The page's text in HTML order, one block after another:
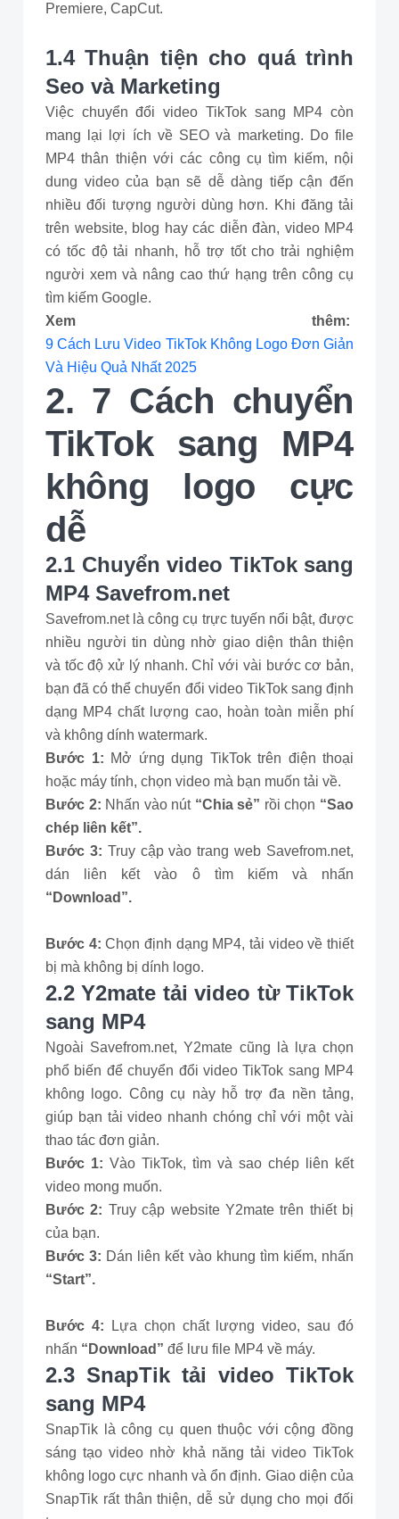
Premiere, CapCut.
1.4 Thuận tiện cho quá trình
Seo và Marketing
Việc chuyển đổi video TikTok sang MP4 còn
mang lại lợi ích về SEO và marketing. Do file
MP4 thân thiện với các công cụ tìm kiếm, nội
dung video của bạn sẽ dễ dàng tiếp cận đến
nhiều đối tượng người dùng hơn. Khi đăng tải
trên website, blog hay các diễn đàn, video MP4
có tốc độ tải nhanh, hỗ trợ tốt cho trải nghiệm
người xem và nâng cao thứ hạng trên công cụ
tìm kiếm Google.
Xem thêm:
9 Cách Lưu Video TikTok Không Logo Đơn Giản
Và Hiệu Quả Nhất 2025
2. 7 Cách chuyển
TikTok sang MP4
không logo cực
dễ
2.1 Chuyển video TikTok sang
MP4 Savefrom.net
Savefrom.net là công cụ trực tuyến nổi bật, được
nhiều người tin dùng nhờ giao diện thân thiện
và tốc độ xử lý nhanh. Chỉ với vài bước cơ bản,
bạn đã có thể chuyển đổi video TikTok sang định
dạng MP4 chất lượng cao, hoàn toàn miễn phí
và không dính watermark.
Bước 1: Mở ứng dụng TikTok trên điện thoại
hoặc máy tính, chọn video mà bạn muốn tải về.
Bước 2: Nhấn vào nút “Chia sẻ” rồi chọn “Sao
chép liên kết”.
Bước 3: Truy cập vào trang web Savefrom.net,
dán liên kết vào ô tìm kiếm và nhấn
“Download”.
Bước 4: Chọn định dạng MP4, tải video về thiết
bị mà không bị dính logo.
2.2 Y2mate tải video từ TikTok
sang MP4
Ngoài Savefrom.net, Y2mate cũng là lựa chọn
phổ biến để chuyển đổi video TikTok sang MP4
không logo. Công cụ này hỗ trợ đa nền tảng,
giúp bạn tải video nhanh chóng chỉ với một vài
thao tác đơn giản.
Bước 1: Vào TikTok, tìm và sao chép liên kết
video mong muốn.
Bước 2: Truy cập website Y2mate trên thiết bị
của bạn.
Bước 3: Dán liên kết vào khung tìm kiếm, nhấn
“Start”.
Bước 4: Lựa chọn chất lượng video, sau đó
nhấn “Download” để lưu file MP4 về máy.
2.3 SnapTik tải video TikTok
sang MP4
SnapTik là công cụ quen thuộc với cộng đồng
sáng tạo video nhờ khả năng tải video TikTok
không logo cực nhanh và ổn định. Giao diện của
SnapTik rất thân thiện, dễ sử dụng cho mọi đối